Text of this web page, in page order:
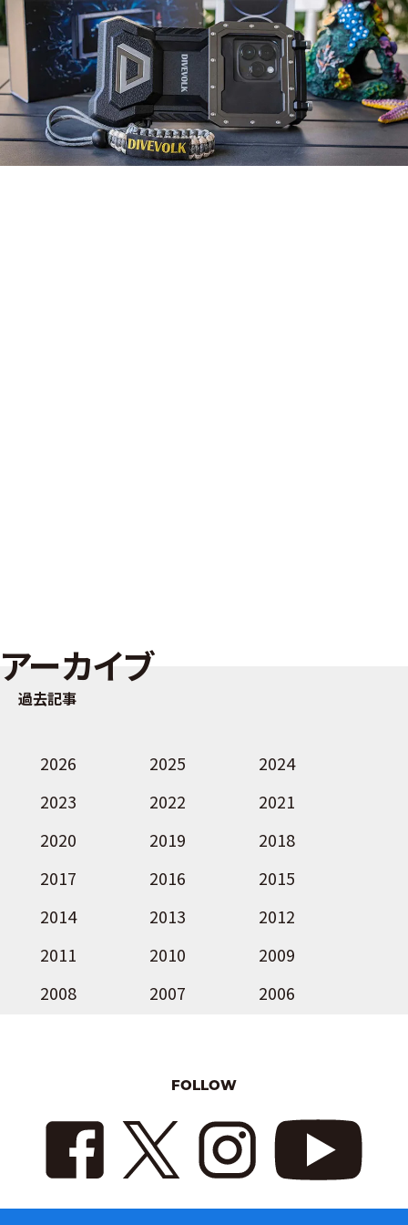
アーカイブ
過去記事
2026 2025
2024
2023
2022
2021
2020
2019
2018
2017
2016
2015
2014
2013
2012
2011
2010
2009
2008
2007 2006
FOLLOW